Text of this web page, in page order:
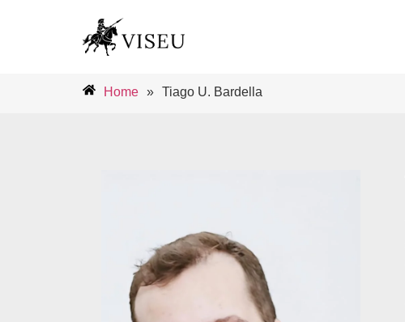
Home » Tiago U. Bardella